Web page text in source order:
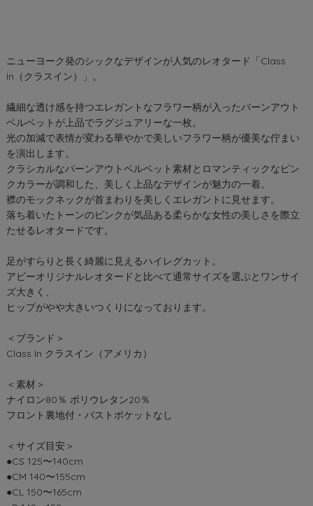
ニューヨーク発のシックなデザインが人気のレオタード「Class
In（クラスイン）」。
繊細な透け感を持つエレガントなフラワー柄が入ったバーンアウト
ベルベットが上品でラグジュアリーな一枚。
光の加減で表情が変わる華やかで美しいフラワー柄が優美な佇まい
を演出します。
クラシカルなバーンアウトベルベット素材とロマンティックなピン
クカラーが調和した、美しく上品なデザインが魅力の一着。
襟のモックネックが首まわりを美しくエレガントに見せます。
落ち着いたトーンのピンクが気品ある柔らかな女性の美しさを際立
たせるレオタードです。
足がすらりと長く綺麗に見えるハイレグカット。
アビーオリジナルレオタードと比べて通常サイズを選ぶとワンサイ
ズ大きく、
ヒップがやや大きいつくりになっております。
＜ブランド＞
Class In クラスイン（アメリカ）
＜素材＞
ナイロン80％ ポリウレタン20％
フロント裏地付・バストポケットなし
＜サイズ目安＞
●CS 125〜140cm
●CM 140〜155cm
●CL 150〜165cm